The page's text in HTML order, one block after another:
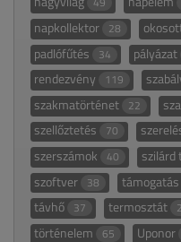
napkollektor 28
padlófűtés 34 pályázat
rendezvény 119
szakmatörténet 22
szellőztetés 70
szerszámok 40 szilárd
szoftver 38 támogatás
távhő 37 termosztát
történelem 65 Uponor